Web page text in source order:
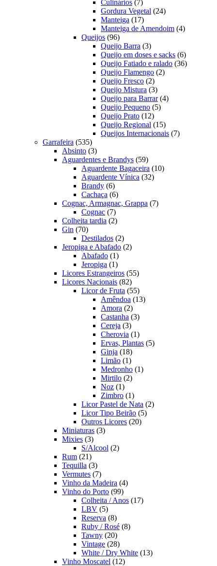
Culinários 77
produtos
Gordura Vegetal 2424
Manteiga 1717
produtos
Manteiga de Amendoim 44
Queijos 9696
produtos
Queijo Barra 33
produtos
Queijo em doses e sacks 66
produtos
Queijo Fatiado e ralado 3636
Queijo Flamengo 22
Queijo Fresco 22
produtos
Queijo Mistura 33
produtos
Queijo para Barrar 44
Queijo Pequeno 55
Queijo Prato 1212
produtos
Queijo Regional 1515
produtos
Queijos Internacionais 77
Garrafeira 535535
produtos
Absinto 33
produtos
Aguardentes e Brandys 5959
produtos
Aguardente Bagaceira 1010
Aguardente Vínica 3232
Brandy 66
produtos
Cachaça 66
produtos
Cognac, Armagnac, Grappa 77
Cognac 77
produtos
Colheita tardia 22
Gin 7070
produtos
Destilados 22
produtos
Jeropiga e Abafado 22
Abafado 11
produto
Jeropiga 11
produto
Licores Estrangeiros 5555
Licores Nacionais 8282
produtos
Licor de Fruta 5555
produtos
Amêndoa 1313
Amora 22
produtos
Castanha 33
Cereja 33
produtos
Cherovia 11
produto
Ervas, Plantas 55
Ginja 1818
produtos
Limão 11
produto
Medronho 11
Mirtilo 22
Noz 11
produto
Zimbro 11
produto
Licor Pastel de Nata 22
Licor Tipo Beirão 55
Outros Licores 2020
Miniaturas 33
Mixies 33
produtos
S/Alcool 22
Rum 2121
produtos
Tequilla 33
produtos
Vermutes 77
produtos
Vinho da Madeira 44
Vinho do Porto 9999
produtos
Colheita / Anos 1717
LBV 55
produtos
Reserva 88
produtos
Ruby / Rosé 88
Tawny 2020
produtos
Vintage 2828
produtos
White / Dry White 1313
Vinho Moscatel 1212